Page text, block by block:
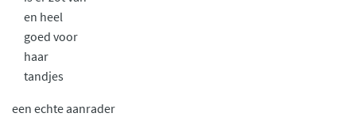
en heel
goed voor
haar
tandjes
een echte aanrader